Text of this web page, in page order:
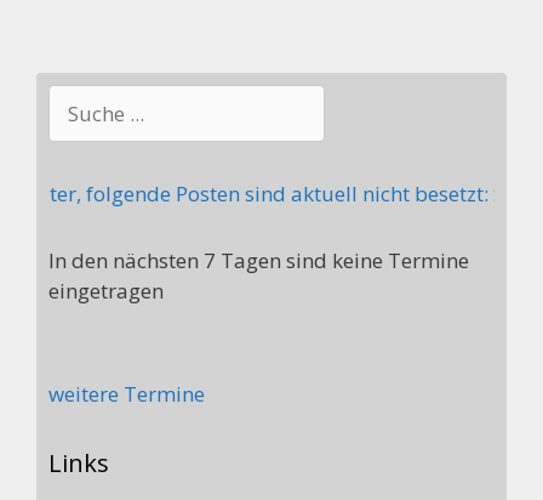
folgende Posten sind aktuell nicht besetzt:
In den nächsten 7 Tagen sind keine Termine
eingetragen
weitere Termine
Links